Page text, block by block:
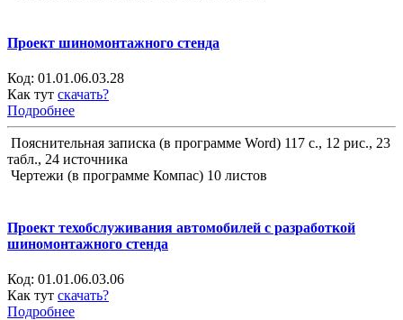
Проект шиномонтажного стенда
Код: 01.01.06.03.28
Как тут скачать?
Подробнее
Пояснительная записка (в программе Word) 117 с., 12 рис., 23
табл., 24 источника
Чертежи (в программе Компас) 10 листов
Проект техобслуживания автомобилей с разработкой
шиномонтажного стенда
Код: 01.01.06.03.06
Как тут скачать?
Подробнее